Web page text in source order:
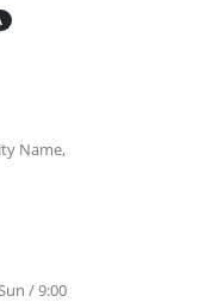
Name,
/ 9:00